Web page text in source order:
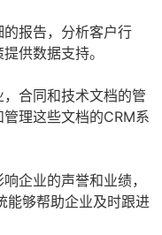
报告，分析客户行
供数据支持。
，合同和技术文档的管
理这些文档的CRM系
企业的声誉和业绩，
能够帮助企业及时跟进